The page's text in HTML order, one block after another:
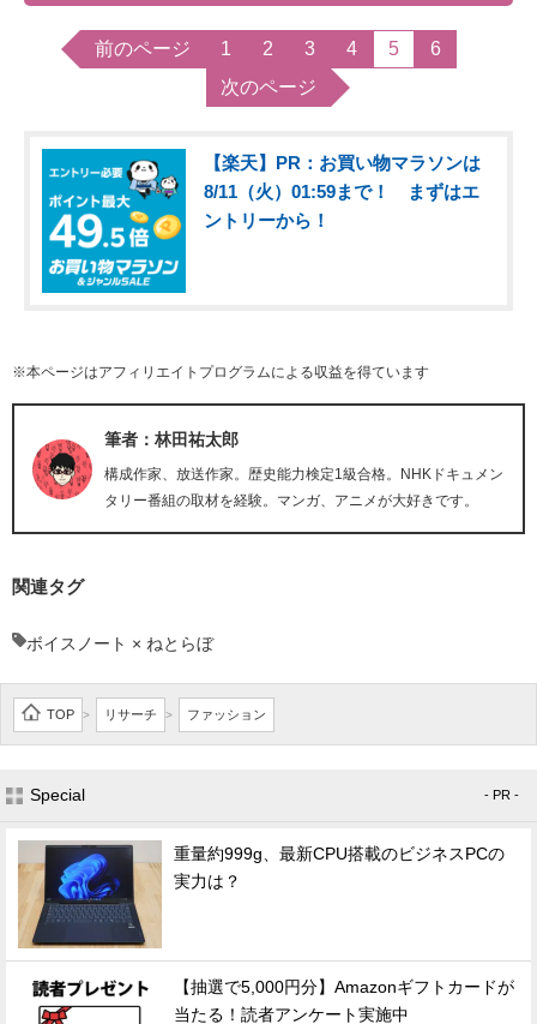
前のページ 1 2 3 4 5
6
次のページ
【楽天】PR：お買い物マラソンは
8/11（火）01:59まで！ まずはエ
ントリーから！
※本ページはアフィリエイトプログラムによる収益を得ています
筆者：林田祐太郎
構成作家、放送作家。歴史能力検定1級合格。NHKドキュメン
タリー番組の取材を経験。マンガ、アニメが大好きです。
関連タグ
ボイスノート × ねとらぼ
TOP > リサーチ > ファッション
Special - PR -
重量約999g、最新CPU搭載のビジネスPCの
実力は？
【抽選で5,000円分】Amazonギフトカードが
当たる！読者アンケート実施中